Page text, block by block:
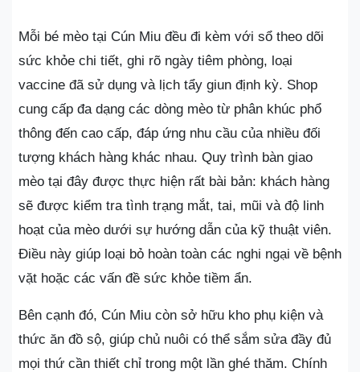
Mỗi bé mèo tại Cún Miu đều đi kèm với sổ theo dõi
sức khỏe chi tiết, ghi rõ ngày tiêm phòng, loại
vaccine đã sử dụng và lịch tẩy giun định kỳ. Shop
cung cấp đa dạng các dòng mèo từ phân khúc phổ
thông đến cao cấp, đáp ứng nhu cầu của nhiều đối
tượng khách hàng khác nhau. Quy trình bàn giao
mèo tại đây được thực hiện rất bài bản: khách hàng
sẽ được kiểm tra tình trạng mắt, tai, mũi và độ linh
hoạt của mèo dưới sự hướng dẫn của kỹ thuật viên.
Điều này giúp loại bỏ hoàn toàn các nghi ngại về bệnh
vặt hoặc các vấn đề sức khỏe tiềm ẩn.
Bên cạnh đó, Cún Miu còn sở hữu kho phụ kiện và
thức ăn đồ sộ, giúp chủ nuôi có thể sắm sửa đầy đủ
mọi thứ cần thiết chỉ trong một lần ghé thăm. Chính